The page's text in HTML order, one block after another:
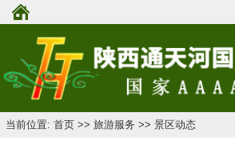
当前位置: 首页 >> 旅游服务 >> 景区动态